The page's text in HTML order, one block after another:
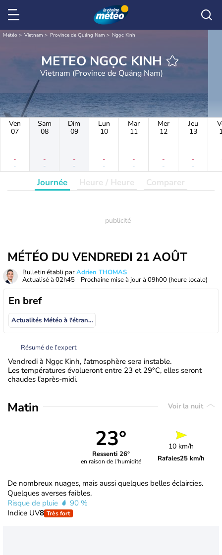
Météo Vietnam Province de Quảng Nam Ngọc Kinh
METEO NGỌC KINH
Vietnam (Province de Quảng Nam)
Ven
07
-
-
Sam
08
-
-
Dim
09
-
-
Lun
10
-
-
Mar
11
-
-
Mer
12
-
-
Jeu
13
-
-
Journée Heure / Heure Comparer
MÉTÉO DU VENDREDI 21 AOÛT
Bulletin établi parAdrien THOMAS
Actualisé à 02h45 - Prochaine mise à jour à 09h00 (heure locale)
En bref
Actualités Météo à l'étranger
Résumé de l’expert
Vendredi à Ngọc Kinh, l'atmosphère sera instable.
Les températures évolueront entre 23 et 29°C, elles seront
chaudes l'après-midi.
Matin Voir la nuit
23°
Ressenti 26°
en raison de l'humidité
10 km/h
Rafales25 km/h
De nombreux nuages, mais aussi quelques belles éclaircies.
Quelques averses faibles.
Risque de pluie
90 %
Indice UV8 Très fort